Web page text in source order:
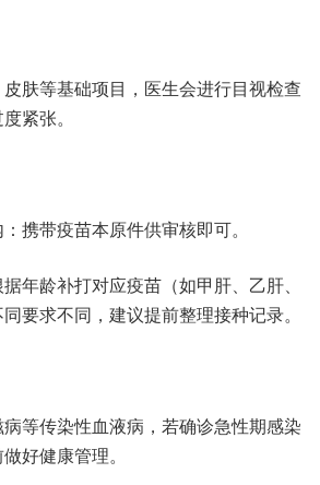
肤等基础项目，医生会进行目视检查
紧张。
携带疫苗本原件供审核即可。
年龄补打对应疫苗（如甲肝、乙肝、
要求不同，建议提前整理接种记录。
等传染性血液病，若确诊急性期感染
好健康管理。